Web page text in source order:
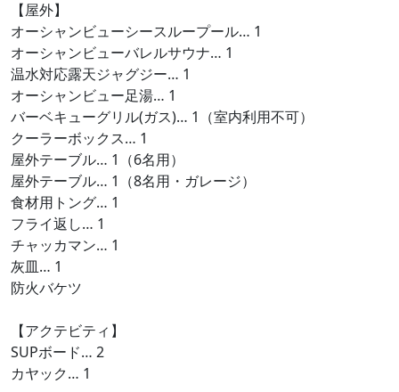
【屋外】
オーシャンビューシースループール… 1
オーシャンビューバレルサウナ… 1
温水対応露天ジャグジー… 1
オーシャンビュー足湯… 1
バーベキューグリル(ガス)… 1（室内利用不可）
クーラーボックス… 1
屋外テーブル… 1（6名用）
屋外テーブル… 1（8名用・ガレージ）
食材用トング… 1
フライ返し… 1
チャッカマン… 1
灰皿… 1
防火バケツ
【アクテビティ】
SUPボード… 2
カヤック… 1